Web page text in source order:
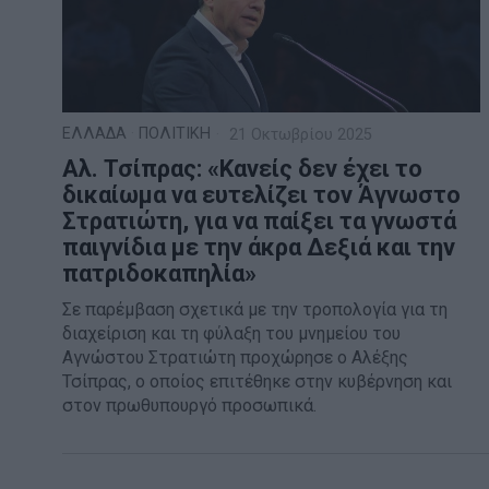
ΕΛΛΑΔΑ ΠΟΛΙΤΙΚΗ 21 Οκτωβρίου 2025
Αλ. Τσίπρας: «Κανείς δεν έχει το
δικαίωμα να ευτελίζει τον Άγνωστο
Στρατιώτη, για να παίξει τα γνωστά
παιγνίδια με την άκρα Δεξιά και την
πατριδοκαπηλία»
Σε παρέμβαση σχετικά με την τροπολογία για τη
διαχείριση και τη φύλαξη του μνημείου του
Αγνώστου Στρατιώτη προχώρησε ο Αλέξης
Τσίπρας, ο οποίος επιτέθηκε στην κυβέρνηση και
στον πρωθυπουργό προσωπικά.